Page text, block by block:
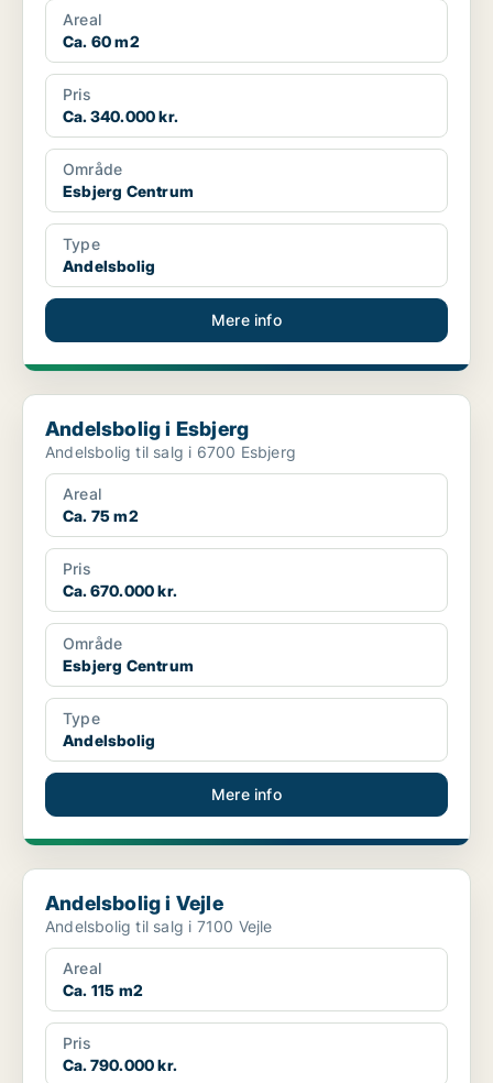
Areal
Ca. 60 m2
Pris
Ca. 340.000 kr.
Område
Esbjerg Centrum
Type
Andelsbolig
Mere info
Andelsbolig i Esbjerg
Andelsbolig i Esbjerg
Andelsbolig til salg i 6700 Esbjerg
Areal
Ca. 75 m2
Pris
Ca. 670.000 kr.
Område
Esbjerg Centrum
Type
Andelsbolig
Mere info
Andelsbolig i Vejle
Andelsbolig i Vejle
Andelsbolig til salg i 7100 Vejle
Areal
Ca. 115 m2
Pris
Ca. 790.000 kr.